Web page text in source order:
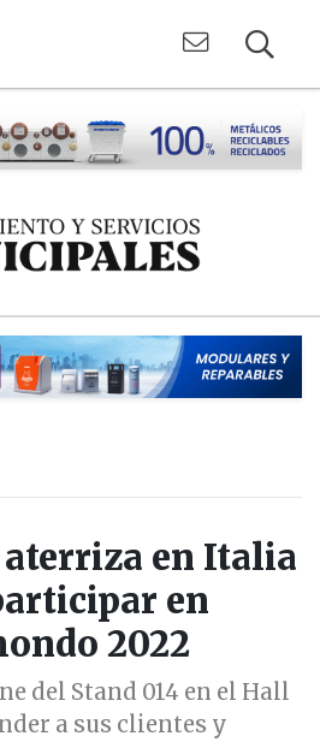
en Italia
en
2022
del Stand 014 en el Hall
a sus clientes y